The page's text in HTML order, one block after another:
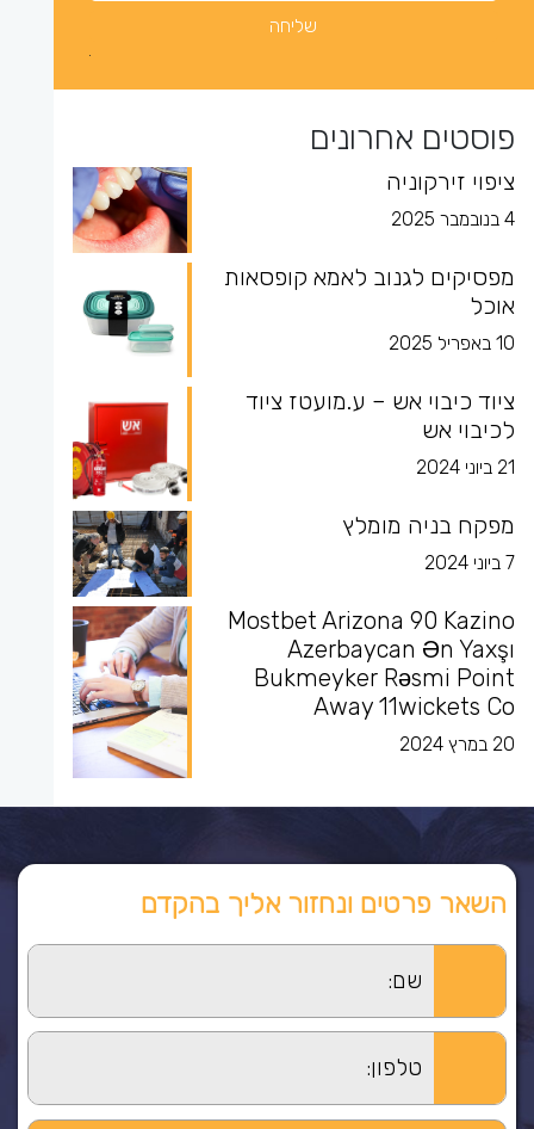
פוסטים אחרונים
ציפוי זירקוניה
4 בנובמבר 2025
מפסיקים לגנוב לאמא קופסאות
אוכל
10 באפריל 2025
ציוד כיבוי אש – ע.מועטז ציוד
לכיבוי אש
21 ביוני 2024
מפקח בניה מומלץ
7 ביוני 2024
Mostbet Arizona 90 Kazino
Azerbaycan Ən Yaxşı
Bukmeyker Rəsmi Point
Away 11wickets Co
20 במרץ 2024
השאר פרטים ונחזור אליך בהקדם